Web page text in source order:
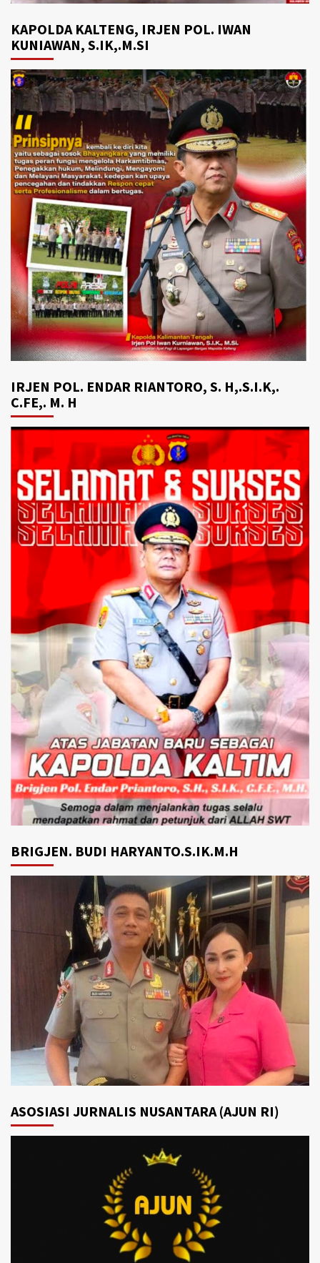
KAPOLDA KALTENG, IRJEN POL. IWAN
KUNIAWAN, S.IK,.M.SI
IRJEN POL. ENDAR RIANTORO, S. H,.S.I.K,.
C.FE,. M. H
BRIGJEN. BUDI HARYANTO.S.IK.M.H
ASOSIASI JURNALIS NUSANTARA (AJUN RI)